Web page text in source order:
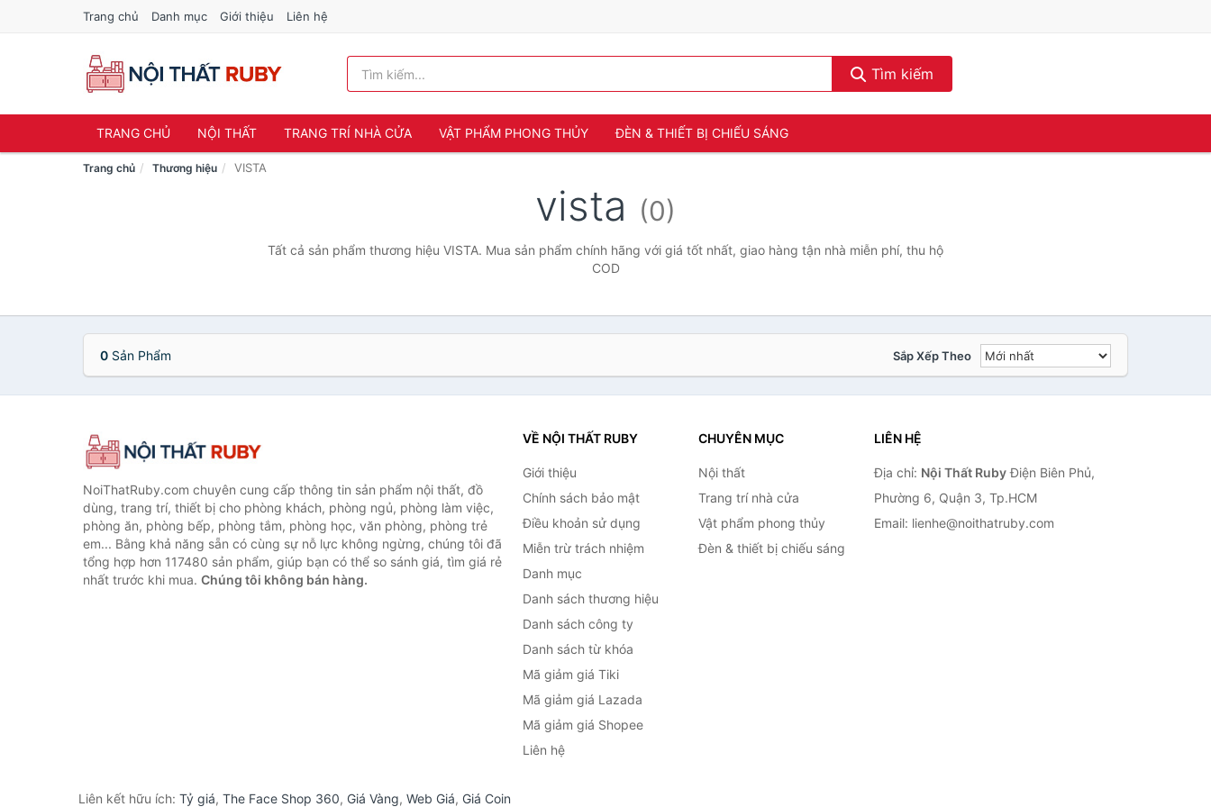
Trang chủ Danh mục Giới thiệu Liên hệ
Tìm kiếm
TRANG CHỦ NỘI THẤT TRANG TRÍ NHÀ CỬA VẬT PHẨM PHONG THỦY ĐÈN & THIẾT BỊ CHIẾU SÁNG
Trang chủ Thương hiệu VISTA
vista (0)
Tất cả sản phẩm thương hiệu VISTA. Mua sản phẩm chính hãng với giá tốt nhất, giao hàng tận nhà miễn phí, thu hộ
COD
0 Sản Phẩm Sắp Xếp Theo
NoiThatRuby.com chuyên cung cấp thông tin sản phẩm nội thất, đồ
dùng, trang trí, thiết bị cho phòng khách, phòng ngủ, phòng làm việc,
phòng ăn, phòng bếp, phòng tắm, phòng học, văn phòng, phòng trẻ
em... Bằng khả năng sẵn có cùng sự nỗ lực không ngừng, chúng tôi đã
tổng hợp hơn 117480 sản phẩm, giúp bạn có thể so sánh giá, tìm giá rẻ
nhất trước khi mua. Chúng tôi không bán hàng.
VỀ NỘI THẤT RUBY
Giới thiệu
Chính sách bảo mật
Điều khoản sử dụng
Miễn trừ trách nhiệm
Danh mục
Danh sách thương hiệu
Danh sách công ty
Danh sách từ khóa
Mã giảm giá Tiki
Mã giảm giá Lazada
Mã giảm giá Shopee
Liên hệ
CHUYÊN MỤC
Nội thất
Trang trí nhà cửa
Vật phẩm phong thủy
Đèn & thiết bị chiếu sáng
LIÊN HỆ
Địa chỉ: Nội Thất RubyĐiện Biên Phủ,
Phường 6, Quận 3, Tp.HCM
Email: lienhe@noithatruby.com
Liên kết hữu ích: Tỷ giá, The Face Shop 360, Giá Vàng, Web Giá, Giá Coin